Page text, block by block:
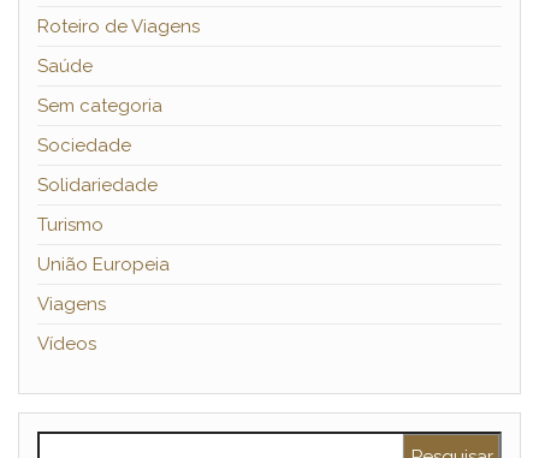
Roteiro de Viagens
Saúde
Sem categoria
Sociedade
Solidariedade
Turismo
União Europeia
Viagens
Vídeos